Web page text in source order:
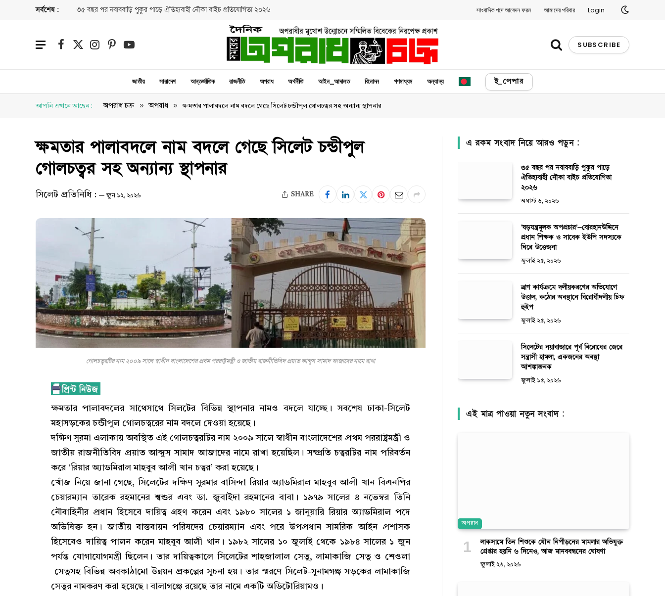
সর্বশেষ : ৩৫ বছর পর নবাববাড়ি পুকুর পাড়ে ঐতিহ্যবাহী নৌকা বাইচ প্রতিযোগিতা ২০২৬ সাংবাদিক পদে আবেদন ফরম আমাদের পরিবার Login
Facebook
X
Instagram
PinterestYouTube SUBSCRIBE
জাতীয় সারাদেশ আন্তর্জাতিক রাজনীতি অপরাধ অর্থনীতি আইন_আদালত বিনোদন গণমাধ্যম অন্যান্য ই_পেপার
আপনি এখানে আছেন : অপরাধ চক্র » অপরাধ » ক্ষমতার পালাবদলে নাম বদলে গেছে সিলেট চন্ডীপুল গোলচত্বর সহ অন্যান্য স্থাপনার
ক্ষমতার পালাবদলে নাম বদলে গেছে সিলেট চন্ডীপুল
গোলচত্বর সহ অন্যান্য স্থাপনার
সিলেট প্রতিনিধি : জুন ১২, ২০২৬ SHARE
গোলচত্বরটির নাম ২০০৯ সালে স্বাধীন বাংলাদেশের প্রথম পররাষ্ট্রমন্ত্রী ও জাতীয় রাজনীতিবিদ প্রয়াত আব্দুস সামাদ আজাদের নামে রাখা
ক্ষমতার পালাবদলের সাথেসাথে সিলটের বিভিন্ন স্থাপনার নামও বদলে যাচ্ছে। সবশেষ ঢাকা-সিলেট
মহাসড়কের চন্ডীপুল গোলচত্বরের নাম বদলে দেওয়া হয়েছে।
দক্ষিণ সুরমা এলাকায় অবস্থিত এই গোলচত্বরটির নাম ২০০৯ সালে স্বাধীন বাংলাদেশের প্রথম পররাষ্ট্রমন্ত্রী ও
জাতীয় রাজনীতিবিদ প্রয়াত আব্দুস সামাদ আজাদের নামে রাখা হয়েছিল। সম্প্রতি চত্বরটির নাম পরিবর্তন
করে ‘রিয়ার অ্যাডমিরাল মাহবুব আলী খান চত্বর’ করা হয়েছে।
খোঁজ নিয়ে জানা গেছে, সিলেটের দক্ষিণ সুরমার বাসিন্দা রিয়ার অ্যাডমিরাল মাহবুব আলী খান বিএনপির
চেয়ারম্যান তারেক রহমানের শ্বশুর এবং ডা. জুবাইদা রহমানের বাবা। ১৯৭৯ সালের ৪ নভেম্বর তিনি
নৌবাহিনীর প্রধান হিসেবে দায়িত্ব গ্রহণ করেন এবং ১৯৮০ সালের ১ জানুয়ারি রিয়ার অ্যাডমিরাল পদে
অভিষিক্ত হন। জাতীয় বাস্তবায়ন পরিষদের চেয়ারম্যান এবং পরে উপপ্রধান সামরিক আইন প্রশাসক
হিসেবেও দায়িত্ব পালন করেন মাহবুব আলী খান। ১৯৮২ সালের ১০ জুলাই থেকে ১৯৮৪ সালের ১ জুন
পর্যন্ত যোগাযোগমন্ত্রী ছিলেন। তার দায়িত্বকালে সিলেটের শাহজালাল সেতু, লামাকাজি সেতু ও শেওলা
সেতুসহ বিভিন্ন অবকাঠামো উন্নয়ন প্রকল্পের সূচনা হয়। তার স্মরণে সিলেট-সুনামগঞ্জ সড়কের লামাকাজি
সেতুর নামকরণ করা হয়েছে। বালাগঞ্জে রয়েছে তার নামে একটি অডিটোরিয়ামও।
এ রকম সংবাদ নিয়ে আরও পড়ুন :
৩৫ বছর পর নবাববাড়ি পুকুর পাড়ে
ঐতিহ্যবাহী নৌকা বাইচ প্রতিযোগিতা
২০২৬
অগাস্ট ৬, ২০২৬
‘ষড়যন্ত্রমূলক অপপ্রচার’—বোরহানউদ্দিনে
প্রধান শিক্ষক ও সাবেক ইউপি সদস্যকে
ঘিরে উত্তেজনা
জুলাই ২৫, ২০২৬
ত্রাণ কার্যক্রমে দলীয়করণের অভিযোগে
উত্তাল, কঠোর অবস্থানে বিরোধীদলীয় চিফ
হুইপ
জুলাই ২৫, ২০২৬
সিলেটের নয়াবাজারে পূর্ব বিরোধের জেরে
সন্ত্রাসী হামলা, একজনের অবস্থা
আশঙ্কাজনক
জুলাই ১৫, ২০২৬
এই মাত্র পাওয়া নতুন সংবাদ :
অপরাধ
লাকসামে তিন শিশুকে যৌন নিপীড়নের মামলার অভিযুক্ত
গ্রেপ্তার হয়নি ৬ দিনেও, আজ মানববন্ধনের ঘোষণা
জুলাই ২৬, ২০২৬